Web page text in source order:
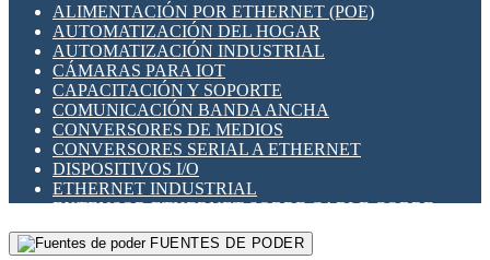
SENSORES INDUCTIVOS
TEMPORIZADORES
VARIACS
VARIADORES DE FRECUENCIA [VDF]
SECCIONADORES - INTERRUPTORES
MAQUINARIA
HERRAMIENTAS VARIAS
ILUMINACIÓN LED
INTERRUPTORES REED
INTERFACES DE RELÉ
OTROS RELÉS
PROTECCIÓN TÉRMICA
RELÉS AUTOMOTRICES
RELÉS DE SEÑAL
RELÉS DE ESTADO SÓLIDO SSR
RELÉS INDUSTRIALES
RELÉS MINIATURA DE POTENCIA
SENSORES MAGNÉTICOS
ALIMENTACIÓN POR ETHERNET (POE)
AUTOMATIZACIÓN DEL HOGAR
AUTOMATIZACIÓN INDUSTRIAL
CÁMARAS PARA IOT
CAPACITACIÓN Y SOPORTE
COMUNICACIÓN BANDA ANCHA
CONVERSORES DE MEDIOS
CONVERSORES SERIAL A ETHERNET
DISPOSITIVOS I/O
ETHERNET INDUSTRIAL
EXTENSOR ETHERNET SOBRE CABLE COBRE
GATEWAY LORAWAN
GESTIÓN DE REDESFUENTES DE PODER